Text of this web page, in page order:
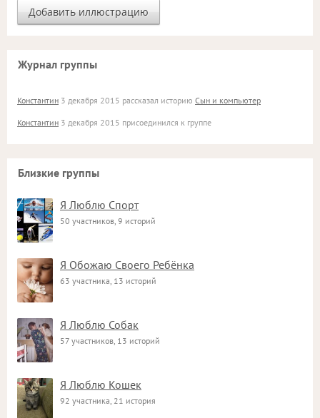
Журнал группы
Константин 3 декабря 2015 рассказал историю Сын и компьютер
Константин 3 декабря 2015 присоединился к группе
Близкие группы
Я Люблю Спорт
50 участников, 9 историй
Я Обожаю Своего Ребёнка
63 участника, 13 историй
Я Люблю Собак
57 участников, 13 историй
Я Люблю Кошек
92 участника, 21 история